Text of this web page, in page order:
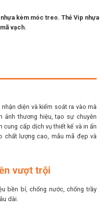
kèm móc treo. Thẻ Vip nhựa
vạch.
diện và kiểm soát ra vào mà
ảnh thương hiệu, tạo sự chuyên
cung cấp dịch vụ thiết kế và in ấn
chất lượng cao, mẫu mã đẹp và
vượt trội
bền bỉ, chống nước, chống trầy
dài.